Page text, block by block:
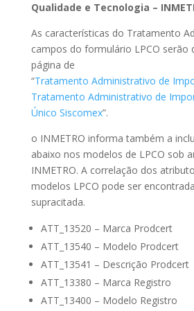
Qualidade e Tecnologia –
As características do Tratamento
campos do formulário LPCO serão
página de
“Tratamento Administrativo de
Tratamento Administrativo de
Único Siscomex”.
o INMETRO informa também a
abaixo nos modelos de LPCO sob
INMETRO. A correlação dos
modelos LPCO pode ser
supracitada.
ATT_13520 – Marca Prodcert
ATT_13540 – Modelo Prodcert
ATT_13541 – Descrição Prodcert
ATT_13380 – Marca Registro
ATT_13400 – Modelo Registro